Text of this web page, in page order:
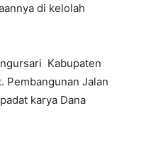
di kelolah
Kabupaten
Pembangunan Jalan
karya Dana